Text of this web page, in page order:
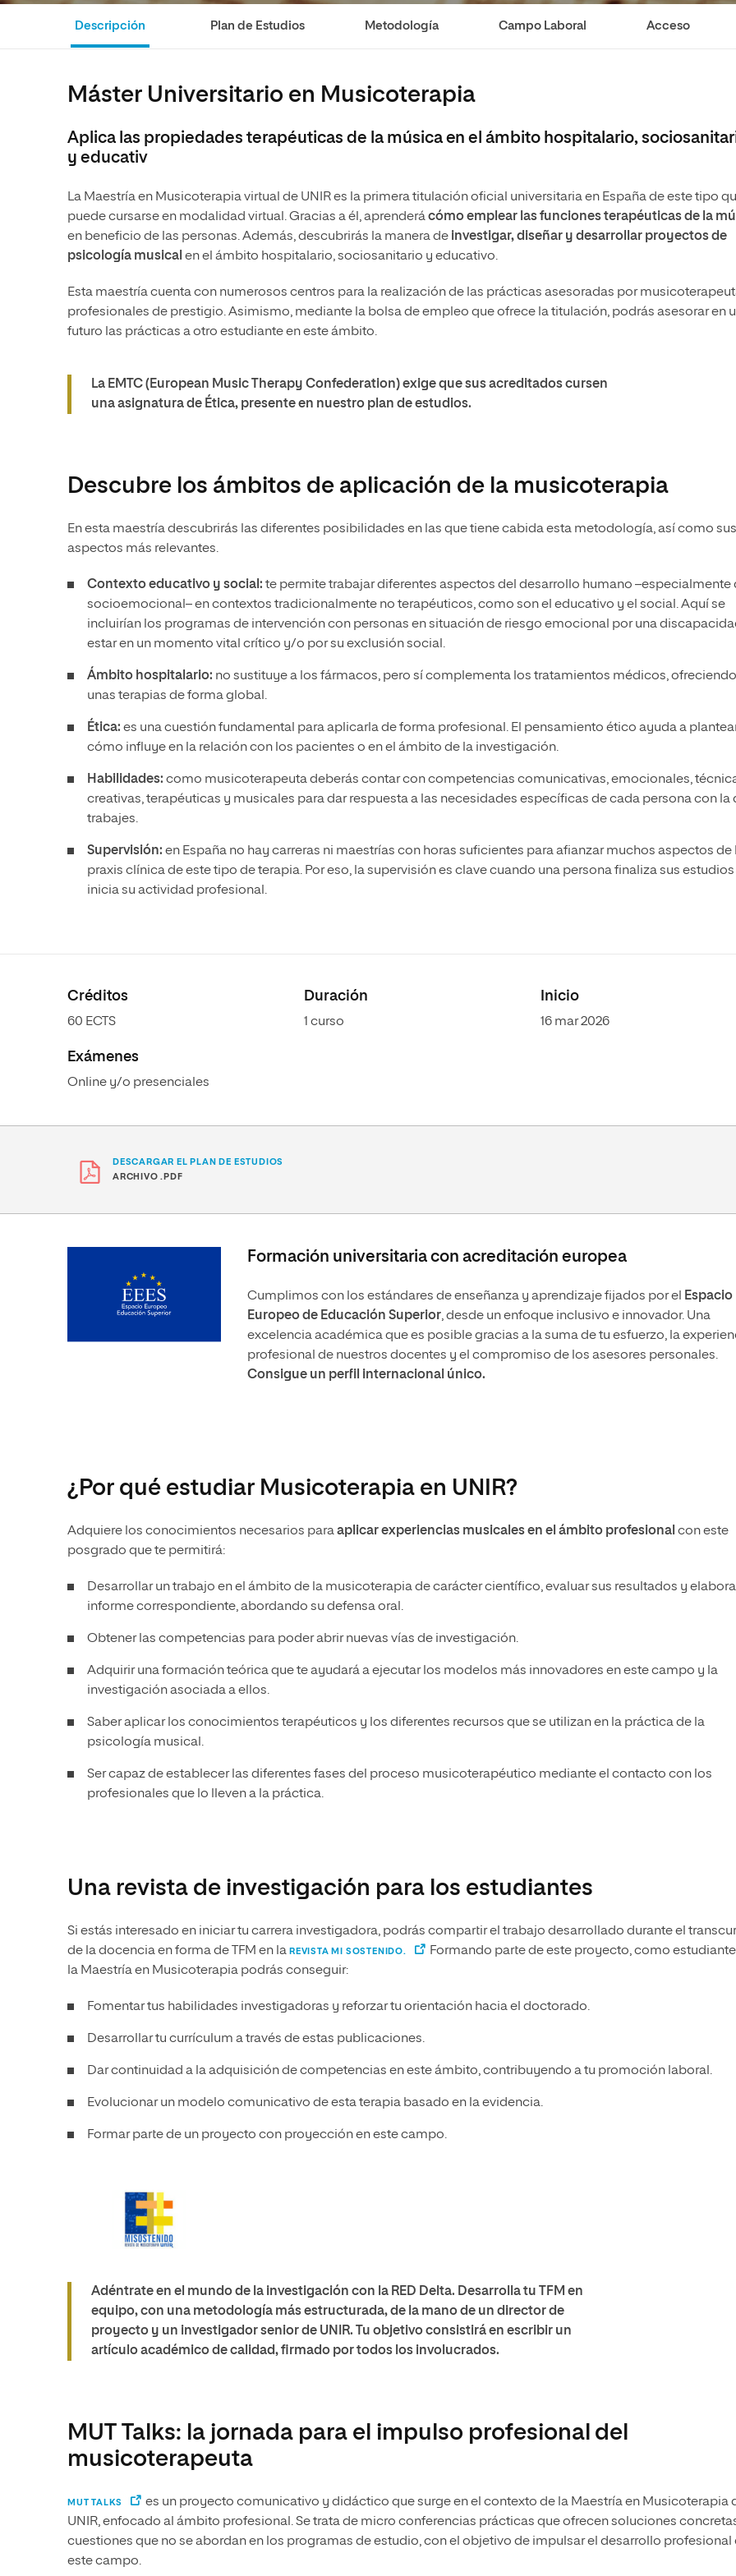
Ciencias Sociales
Ciencias de la Salud
Artes
Música
Maestría Universitaria en Pedagogía Musical
Ciencias de la Salud
Desarrollo
Maestría en Enseñanza del Inglés
como Lengua Extranjera
Humanidades
Diseño
Descripción Plan de Estudios Metodología Campo Laboral Acceso
Máster Universitario en Musicoterapia
Aplica las propiedades terapéuticas de la música en el ámbito hospitalario,
y educativ
La Maestría en Musicoterapia virtual de UNIR es la primera titulación oficial universitaria en España de este tipo
puede cursarse en modalidad virtual. Gracias a él, aprenderácómo emplear las funciones terapéuticas de la
en beneficio de las personas. Además, descubrirás la manera de investigar, diseñar y desarrollar proyectos de
psicología musical en el ámbito hospitalario, sociosanitario y educativo.
Esta maestría cuenta con numerosos centros para la realización de las prácticas asesoradas por
profesionales de prestigio. Asimismo, mediante la bolsa de empleo que ofrece la titulación, podrás asesorar en
futuro las prácticas a otro estudiante en este ámbito.
La EMTC (European Music Therapy Confederation) exige que sus acreditados cursen
una asignatura de Ética, presente en nuestro plan de estudios.
Descubre los ámbitos de aplicación de la musicoterapia
En esta maestría descubrirás las diferentes posibilidades en las que tiene cabida esta metodología, así como sus
aspectos más relevantes.
Contexto educativo y social: te permite trabajar diferentes aspectos del desarrollo humano –especialmente
socioemocional– en contextos tradicionalmente no terapéuticos, como son el educativo y el social. Aquí se
incluirían los programas de intervención con personas en situación de riesgo emocional por una
estar en un momento vital crítico y/o por su exclusión social.
Ámbito hospitalario: no sustituye a los fármacos, pero sí complementa los tratamientos médicos, ofreciendo
unas terapias de forma global.
Ética: es una cuestión fundamental para aplicarla de forma profesional. El pensamiento ético ayuda a
cómo influye en la relación con los pacientes o en el ámbito de la investigación.
Habilidades: como musicoterapeuta deberás contar con competencias comunicativas, emocionales,
creativas, terapéuticas y musicales para dar respuesta a las necesidades específicas de cada persona con la
trabajes.
Supervisión: en España no hay carreras ni maestrías con horas suficientes para afianzar muchos aspectos de
praxis clínica de este tipo de terapia. Por eso, la supervisión es clave cuando una persona finaliza sus estudios
inicia su actividad profesional.
Créditos
60 ECTS
Duración
1 curso
Inicio
16 mar 2026
Exámenes
Online y/o presenciales
DESCARGAR EL PLAN DE ESTUDIOS
ARCHIVO .PDF
Formación universitaria con acreditación europea
Cumplimos con los estándares de enseñanza y aprendizaje fijados por el
Espacio
Europeo de Educación Superior, desde un enfoque inclusivo e innovador. Una
excelencia académica que es posible gracias a la suma de tu esfuerzo, la
profesional de nuestros docentes y el compromiso de los asesores personales.
Consigue un perfil internacional único.
¿Por qué estudiar Musicoterapia en UNIR?
Adquiere los conocimientos necesarios paraaplicar experiencias musicales en el ámbito profesional con este
posgrado que te permitirá:
Desarrollar un trabajo en el ámbito de la musicoterapia de carácter científico, evaluar sus resultados y
informe correspondiente, abordando su defensa oral.
Obtener las competencias para poder abrir nuevas vías de investigación.
Adquirir una formación teórica que te ayudará a ejecutar los modelos más innovadores en este campo y la
investigación asociada a ellos.
Saber aplicar los conocimientos terapéuticos y los diferentes recursos que se utilizan en la práctica de la
psicología musical.
Ser capaz de establecer las diferentes fases del proceso musicoterapéutico mediante el contacto con los
profesionales que lo lleven a la práctica.
Una revista de investigación para los estudiantes
Si estás interesado en iniciar tu carrera investigadora, podrás compartir el trabajo desarrollado durante el
de la docencia en forma de TFM en la REVISTA MI SOSTENIDO.
Formando parte de este proyecto, como
la Maestría en Musicoterapia podrás conseguir:
Fomentar tus habilidades investigadoras y reforzar tu orientación hacia el doctorado.
Desarrollar tu currículum a través de estas publicaciones.
Dar continuidad a la adquisición de competencias en este ámbito, contribuyendo a tu promoción laboral.
Evolucionar un modelo comunicativo de esta terapia basado en la evidencia.
Formar parte de un proyecto con proyección en este campo.
Adéntrate en el mundo de la investigación con la RED Delta. Desarrolla tu TFM en
equipo, con una metodología más estructurada, de la mano de un director de
proyecto y un investigador senior de UNIR. Tu objetivo consistirá en escribir un
artículo académico de calidad, firmado por todos los involucrados.
MUT Talks: la jornada para el impulso profesional del
musicoterapeuta
MUT TALKS
es un proyecto comunicativo y didáctico que surge en el contexto de la Maestría en Musicoterapia
UNIR, enfocado al ámbito profesional. Se trata de micro conferencias prácticas que ofrecen soluciones
cuestiones que no se abordan en los programas de estudio, con el objetivo de impulsar el desarrollo profesional
este campo.